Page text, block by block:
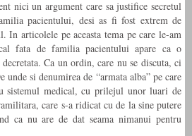
nici un argument care sa justifice secretul
pacientului, desi as fi fost extrem de
In articolele pe aceasta tema pe care le-am
fata de familia pacientului apare ca o
Ca un ordin, care nu se discuta, ci
unde si denumirea de “armata alba” pe care
sistemul medical, cu prilejul unor luari de
care s-a ridicat cu de la sine putere
ca nu are de dat seama nimanui pentru